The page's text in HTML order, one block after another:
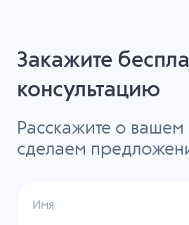
Закажите
консультацию
Расскажите о вашем
сделаем
Имя